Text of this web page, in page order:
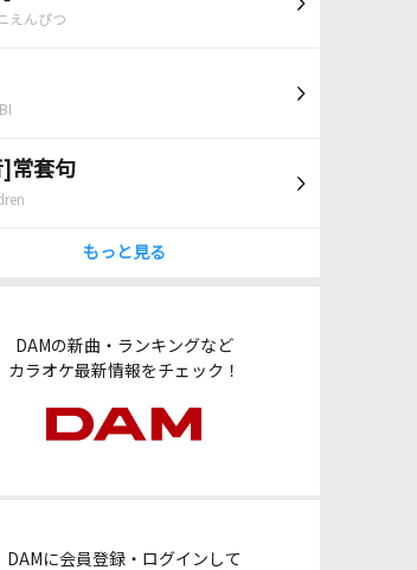
えんぴつ
]常套句
もっと見る
DAMの新曲・ランキングなど
カラオケ最新情報をチェック！
DAMに会員登録・ログインして